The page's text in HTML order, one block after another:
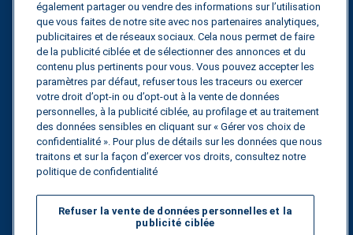
Fuel Savings Calculator
Calculateur d'optimisation des transports
Suivi des tarifs
Contactez nous
Tous droits réservés.
Politique de
confidentialité
également partager ou vendre des informations sur l’utilisation
que vous faites de notre site avec nos partenaires analytiques,
publicitaires et de réseaux sociaux. Cela nous permet de faire
de la publicité ciblée et de sélectionner des annonces et du
contenu plus pertinents pour vous. Vous pouvez accepter les
paramètres par défaut, refuser tous les traceurs ou exercer
votre droit d’opt-in ou d’opt-out à la vente de données
personnelles, à la publicité ciblée, au profilage et au traitement
des données sensibles en cliquant sur « Gérer vos choix de
confidentialité ». Pour plus de détails sur les données que nous
traitons et sur la façon d’exercer vos droits, consultez notre
politique de confidentialité
Refuser la vente de données personnelles et la
publicité ciblée